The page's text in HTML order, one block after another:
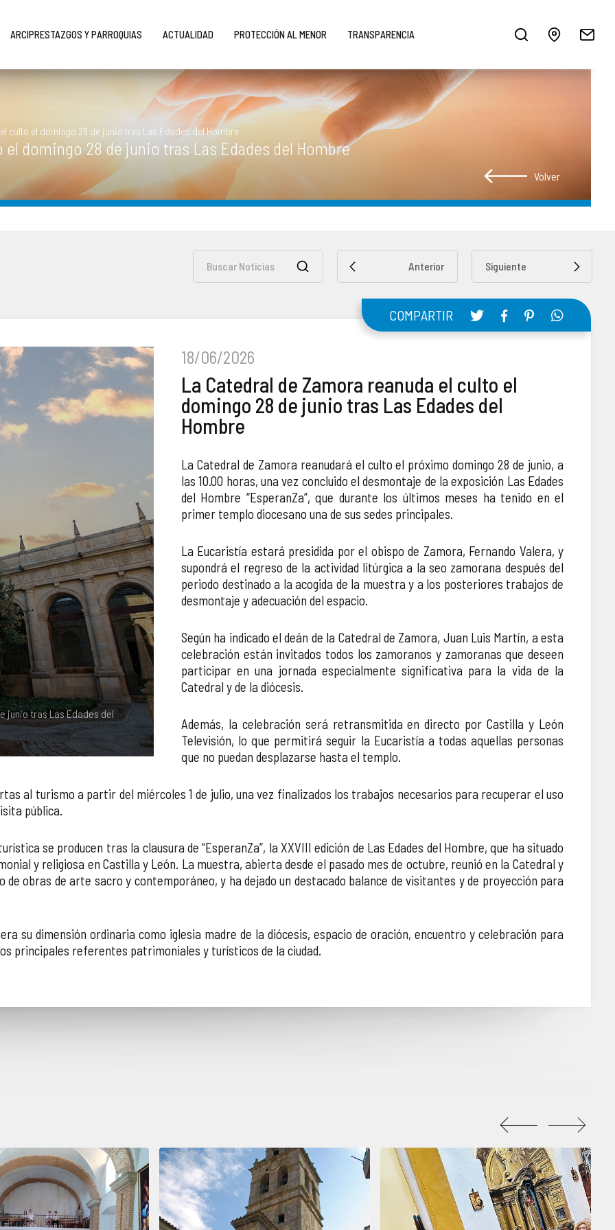
ARCIPRESTAZGOS Y PARROQUIAS ACTUALIDAD PROTECCIÓN AL MENOR TRANSPARENCIA
culto el domingo 28 de junio tras Las Edades del Hombre
el domingo 28 de junio tras Las Edades del Hombre
Volver
Anterior Siguiente
junio tras Las Edades del
18/06/2026
COMPARTIR
La Catedral de Zamora reanuda el culto el
domingo 28 de junio tras Las Edades del
Hombre
La Catedral de Zamora reanudará el culto el próximo domingo 28 de junio, a
las 10.00 horas, una vez concluido el desmontaje de la exposición Las Edades
del Hombre “EsperanZa”, que durante los últimos meses ha tenido en el
primer templo diocesano una de sus sedes principales.
La Eucaristía estará presidida por el obispo de Zamora, Fernando Valera, y
supondrá el regreso de la actividad litúrgica a la seo zamorana después del
periodo destinado a la acogida de la muestra y a los posteriores trabajos de
desmontaje y adecuación del espacio.
Según ha indicado el deán de la Catedral de Zamora, Juan Luis Martín, a esta
celebración están invitados todos los zamoranos y zamoranas que deseen
participar en una jornada especialmente significativa para la vida de la
Catedral y de la diócesis.
Además, la celebración será retransmitida en directo por Castilla y León
Televisión, lo que permitirá seguir la Eucaristía a todas aquellas personas
que no puedan desplazarse hasta el templo.
al turismo a partir del miércoles 1 de julio, una vez finalizados los trabajos necesarios para recuperar el uso
pública.
se producen tras la clausura de “EsperanZa”, la XXVIII edición de Las Edades del Hombre, que ha situado
y religiosa en Castilla y León. La muestra, abierta desde el pasado mes de octubre, reunió en la Catedral y
obras de arte sacro y contemporáneo, y ha dejado un destacado balance de visitantes y de proyección para
su dimensión ordinaria como iglesia madre de la diócesis, espacio de oración, encuentro y celebración para
principales referentes patrimoniales y turísticos de la ciudad.